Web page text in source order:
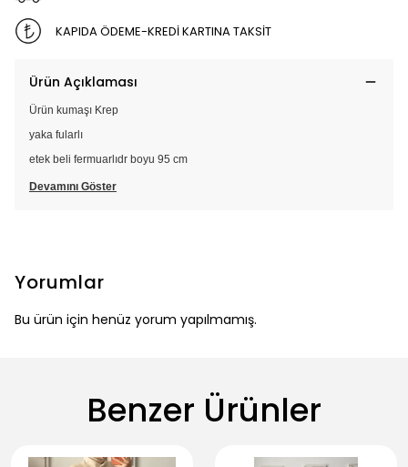
KAPIDA ÖDEME-KREDİ KARTINA TAKSİT
Ürün Açıklaması
Ürün kumaşı Krep
yaka fularlı
etek beli fermuarlıdr boyu 95 cm
Devamını Göster
Yorumlar
Bu ürün için henüz yorum yapılmamış.
Benzer Ürünler